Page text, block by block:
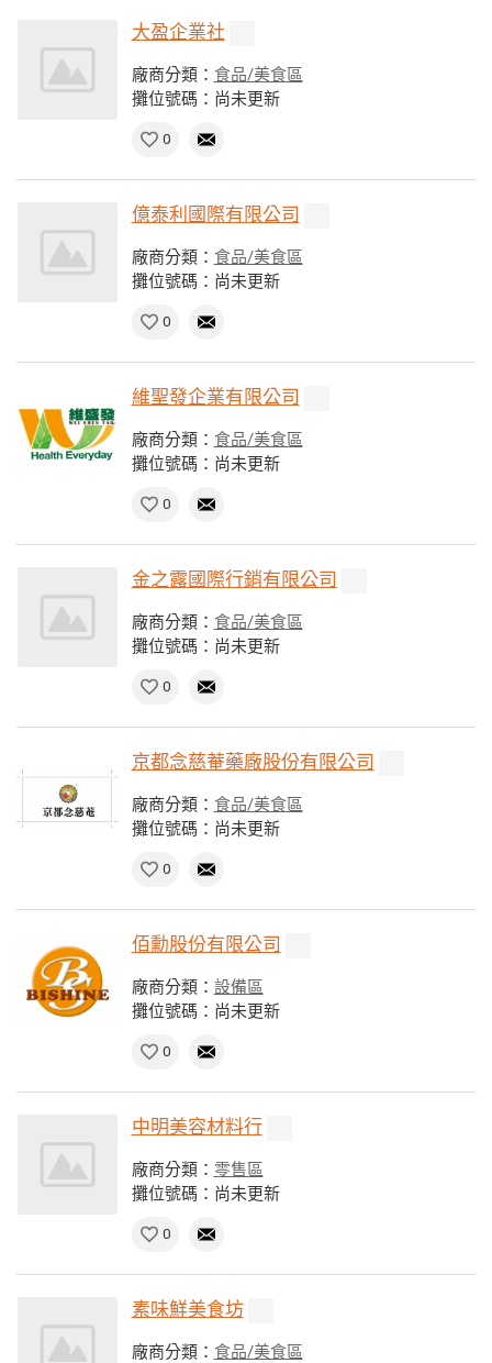
大盈企業社
廠商分類： 食品/美食區
攤位號碼：尚未更新
0
億泰利國際有限公司
廠商分類： 食品/美食區
攤位號碼：尚未更新
0
維聖發企業有限公司
廠商分類： 食品/美食區
攤位號碼：尚未更新
0
金之露國際行銷有限公司
廠商分類： 食品/美食區
攤位號碼：尚未更新
0
京都念慈菴藥廠股份有限公司
廠商分類： 食品/美食區
攤位號碼：尚未更新
0
佰勳股份有限公司
廠商分類： 設備區
攤位號碼：尚未更新
0
中明美容材料行
廠商分類： 零售區
攤位號碼：尚未更新
0
素味鮮美食坊
廠商分類： 食品/美食區